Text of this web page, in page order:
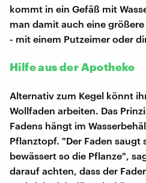
kommt in ein Gefäß mit
man damit auch eine
- mit einem Putzeimer oder
Hilfe aus der Apotheke
Alternativ zum Kegel könnt
Wollfaden arbeiten. Das
Fadens hängt im
Pflanztopf. "Der Faden saugt
bewässert so die Pflanze",
darauf achten, dass der